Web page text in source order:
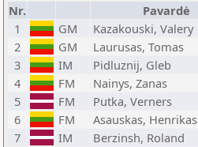
Nr. Pavardė
1
GM Kazakouski, Valery
2
GM Laurusas, Tomas
3
IM Pidluznij, Gleb
4
FM Nainys, Zanas
5
FM Putka, Verners
6
FM Asauskas, Henrikas
7
IM Berzinsh, Roland